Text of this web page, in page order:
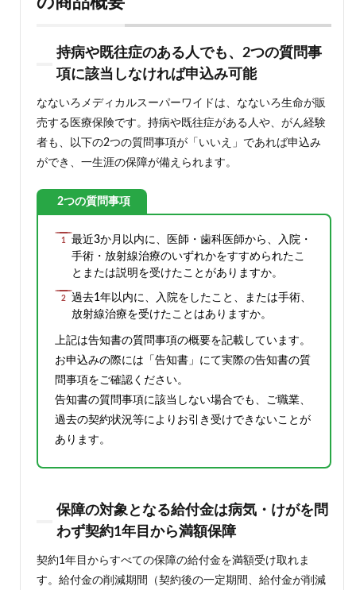
ーパ
の商
品概
1.1
持病
や既
のあ
で
質問
事項
に該
なけ
れば
み可
能
1.2
保障
象と
なる
金は
けが
を問
わず
年目
から
持病や既往症のある人でも、2つの質問事
項に該当しなければ申込み可能
なないろメディカルスーパーワイドは、なないろ生命が販
売する医療保険です。持病や既往症がある人や、がん経験
者も、以下の2つの質問事項が「いいえ」であれば申込み
ができ、一生涯の保障が備えられます。
2つの質問事項
最近3か月以内に、医師・歯科医師から、入院・
手術・放射線治療のいずれかをすすめられたこ
とまたは説明を受けたことがありますか。
過去1年以内に、入院をしたこと、または手術、
放射線治療を受けたことはありますか。
上記は告知書の質問事項の概要を記載しています。
お申込みの際には「告知書」にて実際の告知書の質
問事項をご確認ください。
告知書の質問事項に該当しない場合でも、ご職業、
過去の契約状況等によりお引き受けできないことが
あります。
保障の対象となる給付金は病気・けがを問
わず契約1年目から満額保障
契約1年目からすべての保障の給付金を満額受け取れま
す。給付金の削減期間（契約後の一定期間、給付金が削減